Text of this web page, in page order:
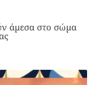
άμεσα στο σώμα